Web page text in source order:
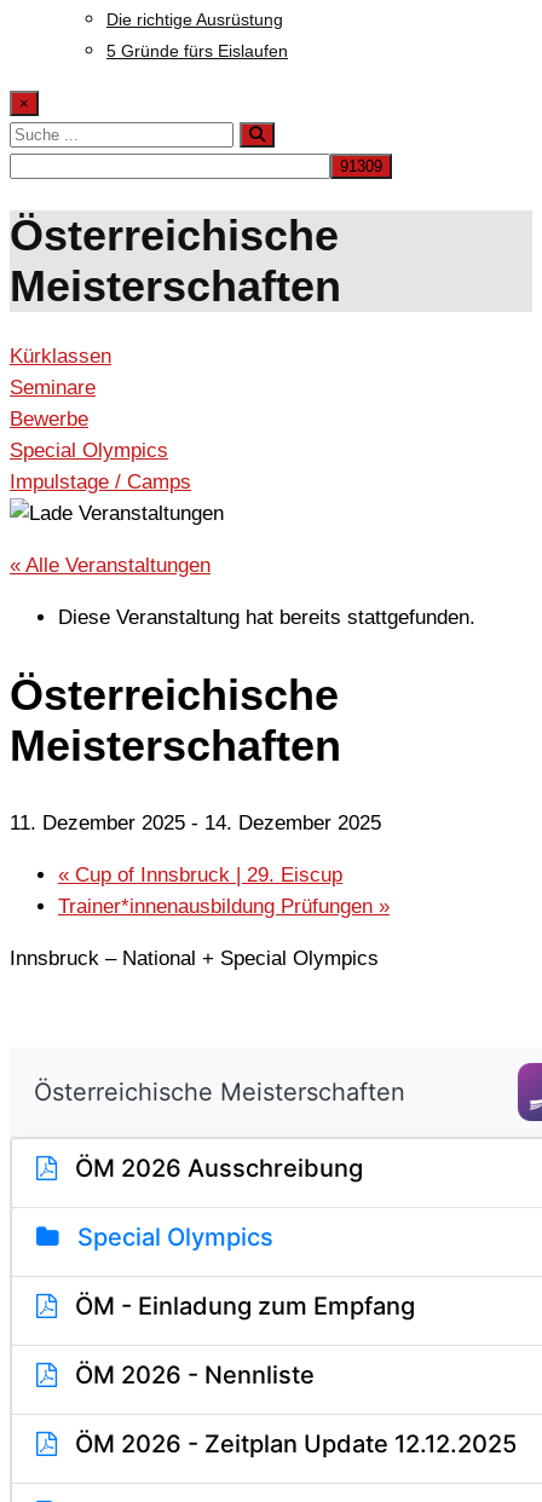
Die richtige Ausrüstung
5 Gründe fürs Eislaufen
×
Österreichische
Meisterschaften
Kürklassen
Seminare
Bewerbe
Special Olympics
Impulstage / Camps
« Alle Veranstaltungen
Diese Veranstaltung hat bereits stattgefunden.
Österreichische
Meisterschaften
11. Dezember 2025 - 14. Dezember 2025
« Cup of Innsbruck | 29. Eiscup
Trainer*innenausbildung Prüfungen »
Innsbruck – National + Special Olympics